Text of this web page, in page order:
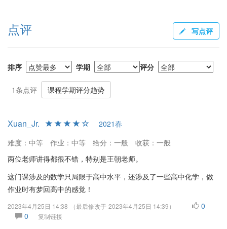
点评 写点评
排序 学期 评分
1条点评 课程学期评分趋势
Xuan_Jr.
2021春
难度：中等
作业：中等 给分：一般
收获：一般
两位老师讲得都很不错，特别是王朝老师。
这门课涉及的数学只局限于高中水平，还涉及了一些高中化学，做
作业时有梦回高中的感觉！
2023年4月25日 14:38 （最后修改于 2023年4月25日 14:39）
0
0
复制链接